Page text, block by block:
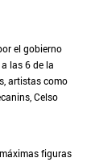
el gobierno
las 6 de la
artistas como
Celso
figuras